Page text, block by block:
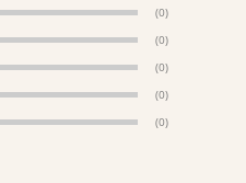
(0)
(0)
(0)
(0)
(0)